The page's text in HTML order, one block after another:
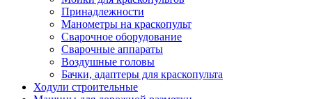
Принадлежности
Манометры на краскопульт
Сварочное оборудование
Сварочные аппараты
Воздушные головы
Бачки, адаптеры для краскопульта
Ходули строительные